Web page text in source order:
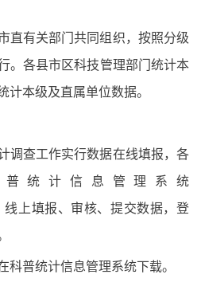
直有关部门共同组织，按照分级
。各县市区科技管理部门统计本
计本级及直属单位数据。
调查工作实行数据在线填报，各
统计信息管理系统
线上填报、审核、提交数据，登
科普统计信息管理系统下载。